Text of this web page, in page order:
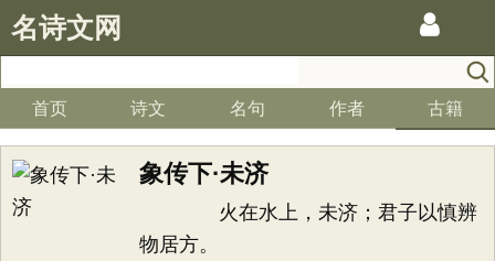
名诗文网
首页 诗文 名句 作者 古籍
象传下·未济
火在水上，未济；君子以慎辨
物居方。